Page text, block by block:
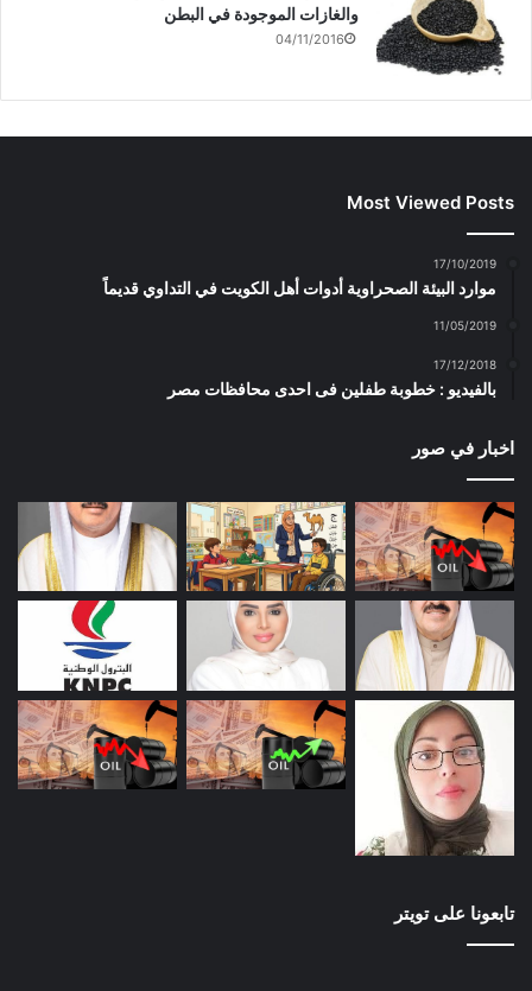
والغازات الموجودة في البطن
04/11/2016
Most Viewed Posts
17/10/2019
موارد البيئة الصحراوية أدوات أهل الكويت في التداوي قديماً
11/05/2019
17/12/2018
بالفيديو : خطوبة طفلين فى احدى محافظات مصر
اخبار في صور
تابعونا على تويتر